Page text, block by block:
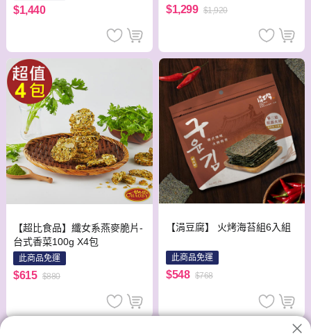
$1,440 $1,299 $1,920
【超比食品】纖女系燕麥脆片-
台式香菜100g X4包
此商品免運
$615 $880
【涓豆腐】 火烤海苔組6入組
此商品免運
$548 $768